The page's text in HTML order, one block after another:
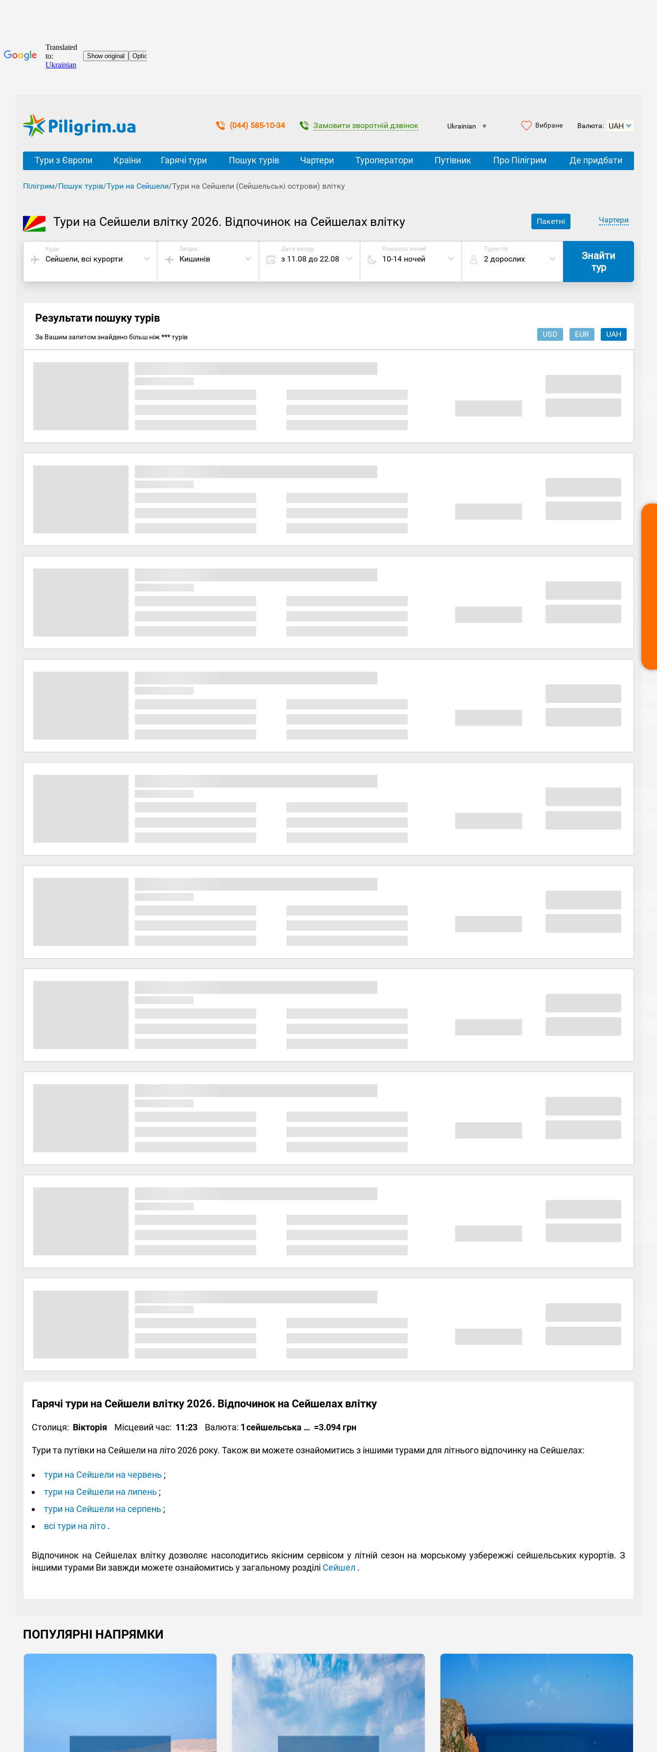
(044) 585-10-34 Замовити зворотній дзвінок Ukrainian ▼ Вибране Валюта:
Тури з Європи Країни Гарячі тури Пошук турів Чартери Туроператори Путівник Про Пілігрим Де придбати
Пілігрим/Пошук турів/Тури на Сейшели/Тури на Сейшели (Сейшельські острови) влітку
Тури на Сейшели влітку 2026. Відпочинок на Сейшелах влітку Пакетні Чартери
Куди
Сейшели, всі курорти
Звідки
Кишинів
Дата виїзду
з 11.08 до 22.08
Кількість ночей
10-14 ночей
Туристів
2 дорослих
Знайти
тур
Результати пошуку турів
USD EUR UAH
За Вашим запитом знайдено більш ніж ***турів
Гарячі тури на Сейшели влітку 2026. Відпочинок на Сейшелах влітку
Столиця: Вікторія Місцевий час: 11:23 Валюта: 1сейшельська рупія =3.094 грн
Тури та путівки на Сейшели на літо 2026 року. Також ви можете ознайомитись з іншими турами для літнього відпочинку на Сейшелах:
тури на Сейшели на червень ;
тури на Сейшели на липень ;
тури на Сейшели на серпень ;
всі тури на літо .
Відпочинок на Сейшелах влітку дозволяє насолодитись якісним сервісом у літній сезон на морському узбережжі сейшельських курортів. З
іншими турами Ви завжди можете ознайомитись у загальному розділі Сейшел .
ПОПУЛЯРНІ НАПРЯМКИ